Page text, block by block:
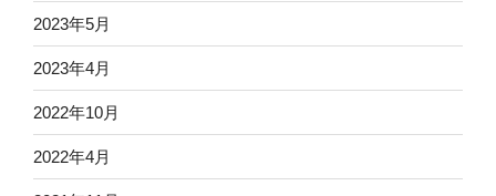
2023年5月
2023年4月
2022年10月
2022年4月